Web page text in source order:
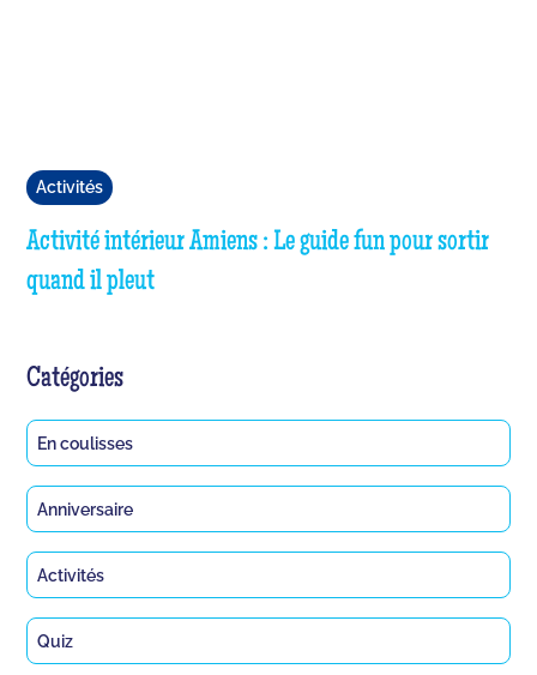
Activités
Activité intérieur Amiens : Le guide fun pour sortir
quand il pleut
Catégories
En coulisses
Anniversaire
Activités
Quiz